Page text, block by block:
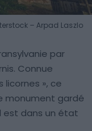
– Arpad Laszlo
par
Connue
», ce
monument gardé
est dans un état